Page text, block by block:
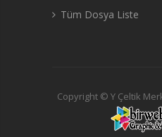
Tüm Dosya Liste
Copyright © Y Çeltik